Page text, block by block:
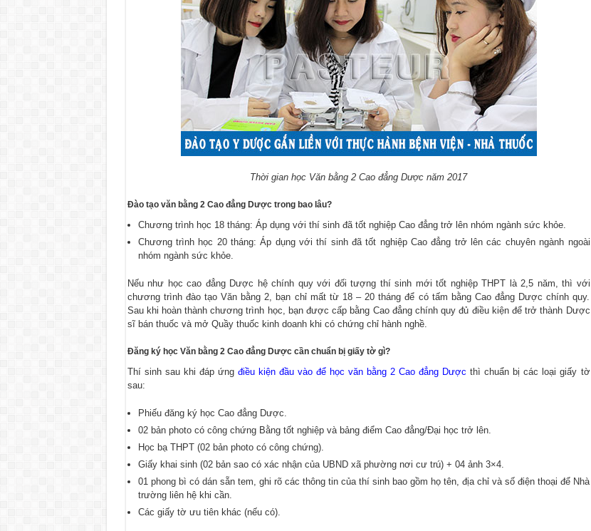
Thời gian học Văn bằng 2 Cao đẳng Dược năm 2017
Đào tạo văn bằng 2 Cao đẳng Dược trong bao lâu?
Chương trình học 18 tháng: Áp dụng với thí sinh đã tốt nghiệp Cao đẳng trở lên nhóm ngành sức khỏe.
Chương trình học 20 tháng: Áp dụng với thí sinh đã tốt nghiệp Cao đẳng trở lên các chuyên ngành ngoài
nhóm ngành sức khỏe.
Nếu như học cao đẳng Dược hệ chính quy với đối tượng thí sinh mới tốt nghiệp THPT là 2,5 năm, thì với
chương trình đào tạo Văn bằng 2, bạn chỉ mất từ 18 – 20 tháng để có tấm bằng Cao đẳng Dược chính quy.
Sau khi hoàn thành chương trình học, bạn được cấp bằng Cao đẳng chính quy đủ điều kiện để trở thành Dược
sĩ bán thuốc và mở Quầy thuốc kinh doanh khi có chứng chỉ hành nghề.
Đăng ký học Văn bằng 2 Cao đẳng Dược cần chuẩn bị giấy tờ gì?
Thí sinh sau khi đáp ứng điều kiện đầu vào để học văn bằng 2 Cao đẳng Dược thì chuẩn bị các loại giấy tờ
sau:
Phiếu đăng ký học Cao đẳng Dược.
02 bản photo có công chứng Bằng tốt nghiệp và bảng điểm Cao đẳng/Đại học trở lên.
Học bạ THPT (02 bản photo có công chứng).
Giấy khai sinh (02 bản sao có xác nhận của UBND xã phường nơi cư trú) + 04 ảnh 3×4.
01 phong bì có dán sẵn tem, ghi rõ các thông tin của thí sinh bao gồm họ tên, địa chỉ và số điện thoại để Nhà
trường liên hệ khi cần.
Các giấy tờ ưu tiên khác (nếu có).